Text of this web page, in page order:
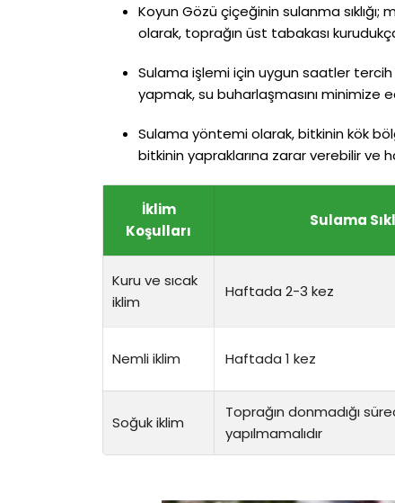
Koyun Gözü çiçeğinin sulanma
olarak, toprağın üst tabakası
Sulama işlemi için uygun saatler
yapmak, su buharlaşmasını minimize
Sulama yöntemi olarak, bitkinin kök
bitkinin yapraklarına zarar verebilir ve
İklim
Koşulları
Sulama
Kuru ve sıcak
iklim
Haftada 2-3 kez
Nemli iklim Haftada 1 kez
Soğuk iklim
Toprağın donmadığı
yapılmamalıdır